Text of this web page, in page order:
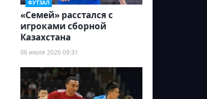
ФУТЗАЛ
«Семей» расстался с
игроками сборной
Казахстана
06 июля 2026 09:31